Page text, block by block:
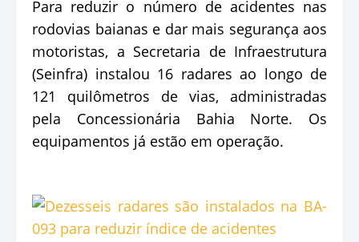
Para reduzir o número de acidentes nas
rodovias baianas e dar mais segurança aos
motoristas, a Secretaria de Infraestrutura
(Seinfra) instalou 16 radares ao longo de
121 quilômetros de vias, administradas
pela Concessionária Bahia Norte. Os
equipamentos já estão em operação.